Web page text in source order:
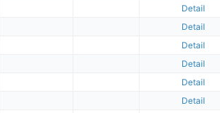
Detail
Detail
Detail
Detail
Detail
Detail